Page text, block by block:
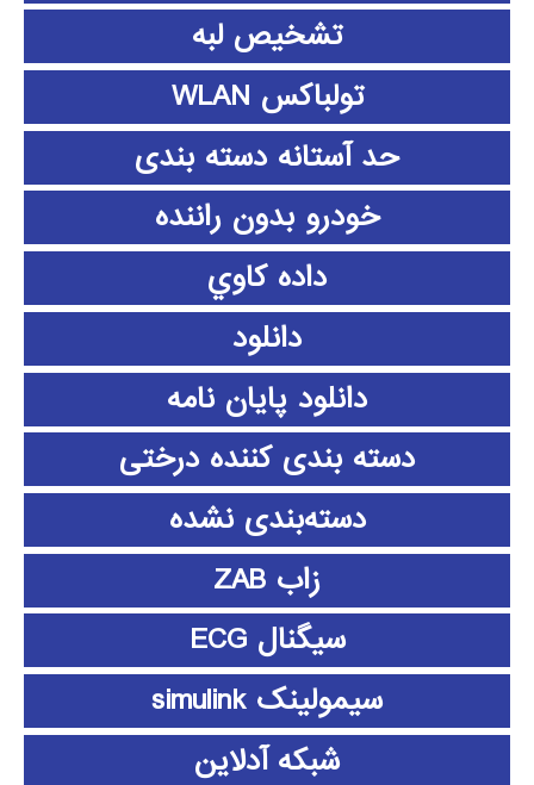
تشخیص لبه
تولباکس WLAN
حد آستانه دسته بندی
خودرو بدون راننده
داده كاوي
دانلود
دانلود پايان نامه
دسته بندی کننده درختی
دسته‌بندی نشده
زاب ZAB
سیگنال ECG
سیمولینک simulink
شبکه آدلاین